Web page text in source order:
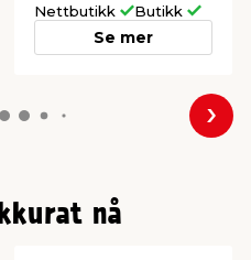
Nettbutikk Butikk
Se mer
nå